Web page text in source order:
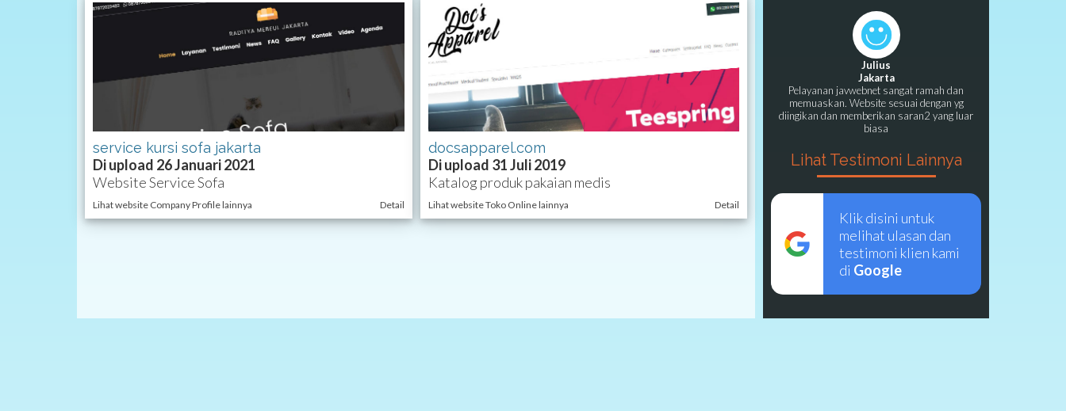
service kursi sofa jakarta
Di upload 26 Januari 2021
Website Service Sofa
Lihat website Company Profile lainnya Detail
docsapparel.com
Di upload 31 Juli 2019
Katalog produk pakaian medis
Lihat website Toko Online lainnya Detail
Julius
Jakarta
Pelayanan javwebnet sangat ramah dan
memuaskan. Website sesuai dengan yg
diingikan dan memberikan saran2 yang luar
biasa
Lihat Testimoni Lainnya
Klik disini untuk
melihat ulasan dan
testimoni klien kami
di Google